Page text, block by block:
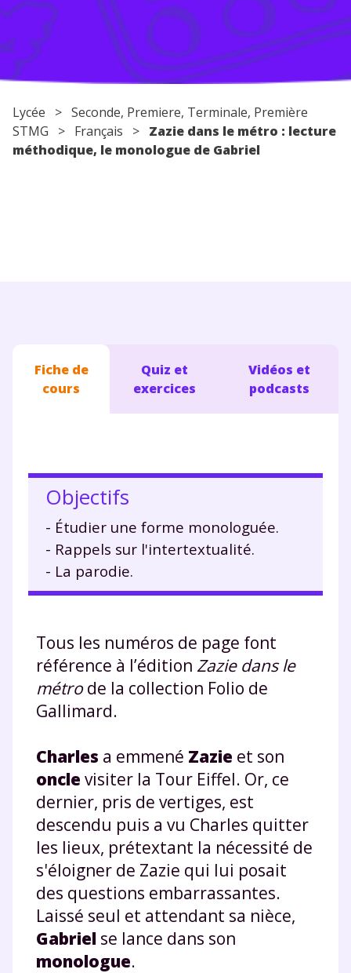
Conseils pour les parents
Lycée > Seconde, Premiere, Terminale, Première
STMG > Français > Zazie dans le métro : lecture
méthodique, le monologue de Gabriel
Fiche de
cours
Quiz et
exercices
Vidéos et
podcasts
Objectifs
- Étudier une forme monologuée.
- Rappels sur l'intertextualité.
- La parodie.
Tous les numéros de page font
référence à l’édition Zazie dans le
métrode la collection Folio de
Gallimard.
Charles a emmené Zazie et son
oncle visiter la Tour Eiffel. Or, ce
dernier, pris de vertiges, est
descendu puis a vu Charles quitter
les lieux, prétextant la nécessité de
s'éloigner de Zazie qui lui posait
des questions embarrassantes.
Laissé seul et attendant sa nièce,
Gabriel se lance dans son
monologue.